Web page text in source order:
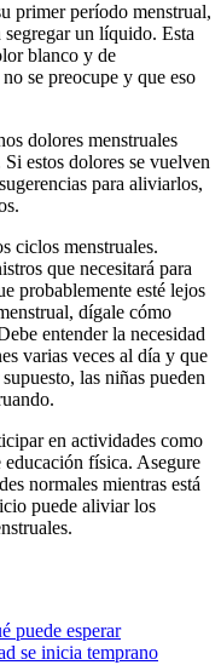
primer período menstrual,
un líquido. Esta
blanco y de
se preocupe y que eso
dolores menstruales
estos dolores se vuelven
para aliviarlos,
ciclos menstruales.
que necesitará para
probablemente esté lejos
dígale cómo
entender la necesidad
varias veces al día y que
las niñas pueden
en actividades como
educación física. Asegure
normales mientras está
puede aliviar los
puede esperar
se inicia temprano